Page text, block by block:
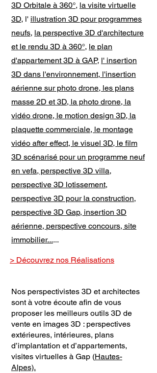
3D Orbitale à 360°, la visite virtuelle
3D, l' illustration 3D pour programmes
neufs, la perspective 3D d'architecture
et le rendu 3D à 360°, le plan
d'appartement 3D à GAP, l' insertion
3D dans l'environnement, l'insertion
aérienne sur photo drone, les plans
masse 2D et 3D, la photo drone, la
vidéo drone, le motion design 3D, la
plaquette commerciale, le montage
vidéo after effect, le visuel 3D, le film
3D scénarisé pour un programme neuf
en vefa, perspective 3D villa,
perspective 3D lotissement,
perspective 3D pour la construction,
perspective 3D Gap, insertion 3D
aérienne, perspective concours, site
immobilier......
> Découvrez nos Réalisations
Nos perspectivistes 3D et architectes
sont à votre écoute afin de vous
proposer les meilleurs outils 3D de
vente en images 3D : perspectives
extérieures, intérieures, plans
d’implantation et d’appartements,
visites virtuelles à Gap (Hautes-
Alpes).